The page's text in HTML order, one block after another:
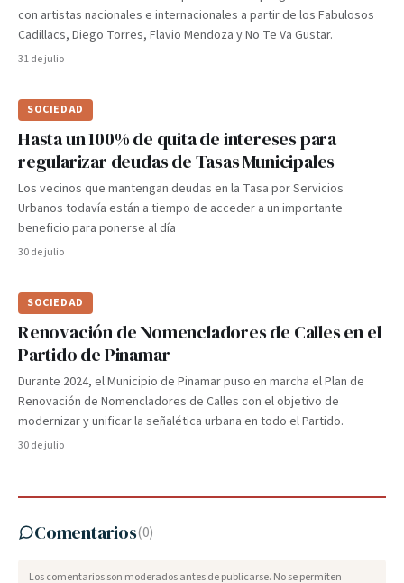
con artistas nacionales e internacionales a partir de los Fabulosos
Cadillacs, Diego Torres, Flavio Mendoza y No Te Va Gustar.
31 de julio
SOCIEDAD
Hasta un 100% de quita de intereses para
regularizar deudas de Tasas Municipales
Los vecinos que mantengan deudas en la Tasa por Servicios
Urbanos todavía están a tiempo de acceder a un importante
beneficio para ponerse al día
30 de julio
SOCIEDAD
Renovación de Nomencladores de Calles en el
Partido de Pinamar
Durante 2024, el Municipio de Pinamar puso en marcha el Plan de
Renovación de Nomencladores de Calles con el objetivo de
modernizar y unificar la señalética urbana en todo el Partido.
30 de julio
Comentarios(0)
Los comentarios son moderados antes de publicarse. No se permiten